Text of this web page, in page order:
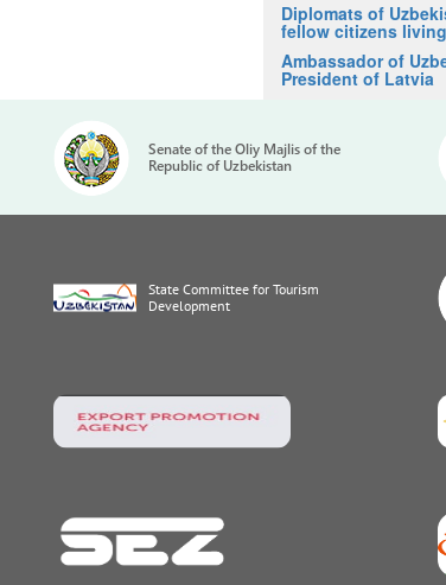
Diplomats of
fellow citizens
Ambassador of
President of Latvia
Senate of the Oliy Majlis of the
Republic of Uzbekistan
State Committee for Tourism
Development